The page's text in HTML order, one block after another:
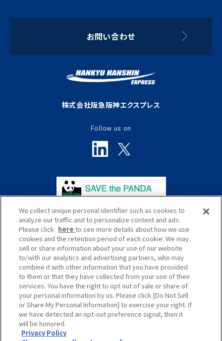
お問い合わせ
株式会社阪急阪神エクスプレス
Follow us on
プライバシーポリシー
サイトポリシー
ソーシャルメディアポリシー
サイトマップ
Global
We collect unique personal identifier such as cookies to
analyze our traffic and to personalize content and ads.
Please click hereto see more details about how we use
cookies and the retention period of each cookie. We may
sell or share information about your use of our website
to/with our analytics and advertising partners, who may
combine it with other information that you have provided
to them or that they have collected from your use of their
services. You have the right to opt out of sale or share of
your personal information by us. Please click [Do Not Sell
or Share My Personal Information] to exercise your right. If
we have detected an opt-out preference signal, then it
will be honored.
Privacy Policy